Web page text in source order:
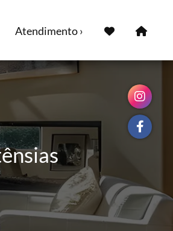
Atendimento ›